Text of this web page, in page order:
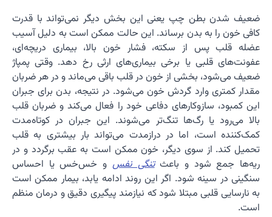
ضعیف شدن بطن چپ یعنی این بخش دیگر نمی‌تواند با قدرت
کافی خون را به بدن برساند. این حالت ممکن است به دلیل آسیب
عضله قلب پس از سکته، فشار خون بالا، بیماری دریچه‌ای،
عفونت‌های قلبی یا برخی بیماری‌های ارثی رخ دهد. وقتی پمپاژ
ضعیف می‌شود، بخشی از خون در قلب باقی می‌ماند و در هر ضربان
مقدار کمتری وارد گردش خون می‌شود. در نتیجه، بدن برای جبران
این کمبود، سازوکارهای دفاعی خود را فعال می‌کند و ضربان قلب
بالا می‌رود یا رگ‌ها تنگ‌تر می‌شوند. این جبران در کوتاه‌مدت
کمک‌کننده است، اما در درازمدت می‌تواند بار بیشتری به قلب
تحمیل کند. از سوی دیگر، خون ممکن است به عقب برگردد و در
ریه‌ها جمع شود و باعثتنگی نفس و خس‌خس یا احساس
سنگینی در سینه شود. اگر این روند ادامه یابد، بیمار ممکن است
به نارسایی قلبی مبتلا شود که نیازمند پیگیری دقیق و درمان منظم
است.